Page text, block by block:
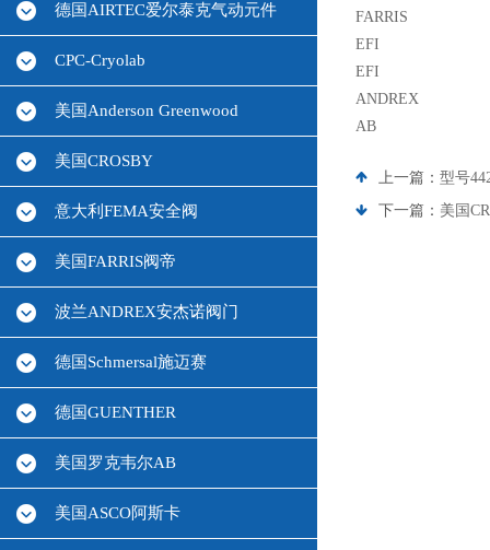
德国AIRTEC爱尔泰克气动元件
CPC-Cryolab
美国Anderson Greenwood
美国CROSBY
意大利FEMA安全阀
美国FARRIS阀帝
波兰ANDREX安杰诺阀门
德国Schmersal施迈赛
德国GUENTHER
美国罗克韦尔AB
美国ASCO阿斯卡
FARRIS
EFI
EFI
ANDREX
AB
上一篇： 型号
下一篇： 美国